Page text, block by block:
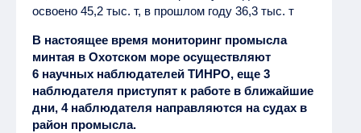
освоено 45,2 тыс. т, в прошлом году 36,3 тыс. т
В настоящее время мониторинг промысла
минтая в Охотском море осуществляют
6 научных наблюдателей ТИНРО, еще 3
наблюдателя приступят к работе в ближайшие
дни, 4 наблюдателя направляются на судах в
район промысла.